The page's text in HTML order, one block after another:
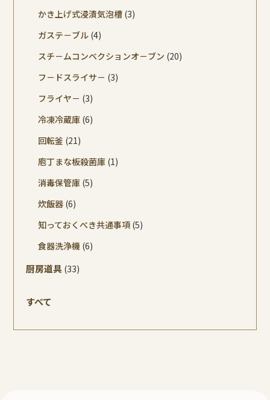
かき上げ式浸漬気泡槽 (3)
ガステ－ブル (4)
スチ－ムコンベクションオ－ブン (20)
フ－ドスライサ－ (3)
フライヤ－ (3)
冷凍冷蔵庫 (6)
回転釜 (21)
庖丁まな板殺菌庫 (1)
消毒保管庫 (5)
炊飯器 (6)
知っておくべき共通事項 (5)
食器洗浄機 (6)
厨房道具 (33)
すべて